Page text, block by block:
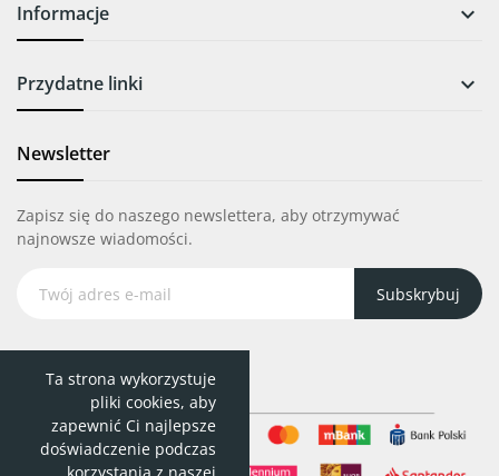
Informacje 
Przydatne linki 
Newsletter
Zapisz się do naszego newslettera, aby otrzymywać
najnowsze wiadomości.
Subskrybuj
Ta strona wykorzystuje
pliki cookies, aby
zapewnić Ci najlepsze
doświadczenie podczas